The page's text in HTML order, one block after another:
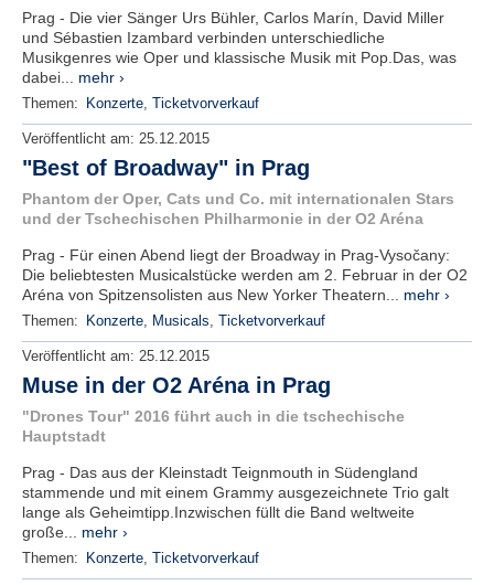
Prag - Die vier Sänger Urs Bühler, Carlos Marín, David Miller
und Sébastien Izambard verbinden unterschiedliche
Musikgenres wie Oper und klassische Musik mit Pop.Das, was
dabei... mehr ›
Themen: Konzerte, Ticketvorverkauf
Veröffentlicht am: 25.12.2015
"Best of Broadway" in Prag
Phantom der Oper, Cats und Co. mit internationalen Stars
und der Tschechischen Philharmonie in der O2 Aréna
Prag - Für einen Abend liegt der Broadway in Prag-Vysočany:
Die beliebtesten Musicalstücke werden am 2. Februar in der O2
Aréna von Spitzensolisten aus New Yorker Theatern... mehr ›
Themen: Konzerte, Musicals, Ticketvorverkauf
Veröffentlicht am: 25.12.2015
Muse in der O2 Aréna in Prag
"Drones Tour" 2016 führt auch in die tschechische
Hauptstadt
Prag - Das aus der Kleinstadt Teignmouth in Südengland
stammende und mit einem Grammy ausgezeichnete Trio galt
lange als Geheimtipp.Inzwischen füllt die Band weltweite
große... mehr ›
Themen: Konzerte, Ticketvorverkauf